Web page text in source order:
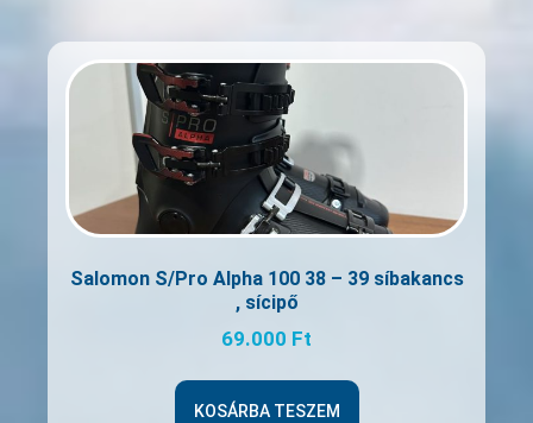
Salomon S/Pro Alpha 100 38 – 39 síbakancs
, sícipő
69.000 Ft
KOSÁRBA TESZEM